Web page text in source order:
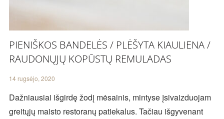
PIENIŠKOS BANDELĖS / PLĖŠYTA KIAULIENA /
RAUDONŲJŲ KOPŪSTŲ REMULADAS
14 rugsėjo, 2020
Dažniausiai išgirdę žodį mėsainis, mintyse įsivaizduojam
greitųjų maisto restoranų patiekalus. Tačiau išgyvenant